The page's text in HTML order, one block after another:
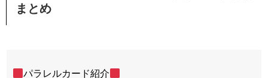
まとめ
パラレルカード紹介